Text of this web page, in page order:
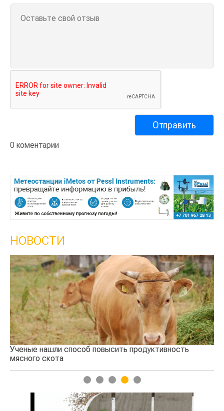
0 коментарии
НОВОСТИ
Ученые нашли способ повысить продуктивность
мясного скота
1 2 3 4 5